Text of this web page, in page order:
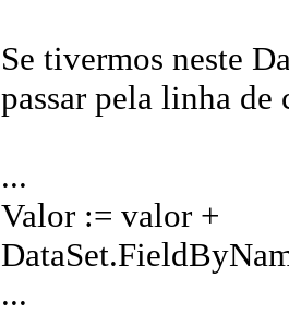
Se tivermos neste
passar pela linha de
...
Valor := valor +
...